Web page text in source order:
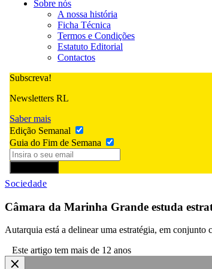
Sobre nós
A nossa história
Ficha Técnica
Termos e Condições
Estatuto Editorial
Contactos
Subscreva!
Newsletters RL
Saber mais
Edição Semanal
Guia do Fim de Semana
Sociedade
Câmara da Marinha Grande estuda
Autarquia está a delinear uma estratégia, em
Este artigo tem mais de 12 anos